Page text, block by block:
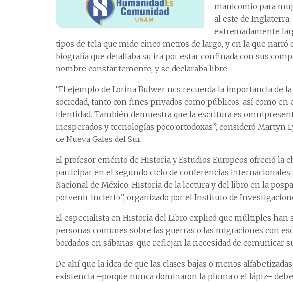
manicomio para
al este de
extremadamente
tipos de tela que mide cinco metros de largo, y en la que narró
biografía que detallaba su ira por estar confinada con sus
nombre constantemente, y se declaraba libre.
“El ejemplo de Lorina Bulwer nos recuerda la importancia de
sociedad, tanto con fines privados como públicos, así como en
identidad. También demuestra que la escritura es
inesperados y tecnologías poco ortodoxas”, consideró Martyn
de Nueva Gales del Sur.
El profesor emérito de Historia y Estudios Europeos ofreció la
participar en el segundo ciclo de conferencias internacionales
Nacional de México: Historia de la lectura y del libro en la
porvenir incierto”, organizado por el Instituto de
El especialista en Historia del Libro explicó que múltiples han
personas comunes sobre las guerras o las migraciones con
bordados en sábanas, que reflejan la necesidad de comunicar
De ahí que la idea de que las clases bajas o menos
existencia –porque nunca dominaron la pluma o el lápiz–